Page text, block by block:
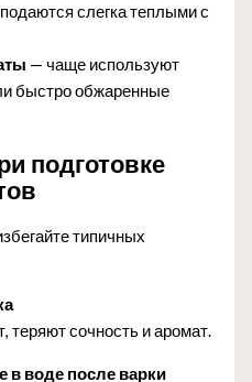
слегка теплыми с
— чаще используют
быстро обжаренные
подготовке
типичных
сочность и аромат.
в воде после варки